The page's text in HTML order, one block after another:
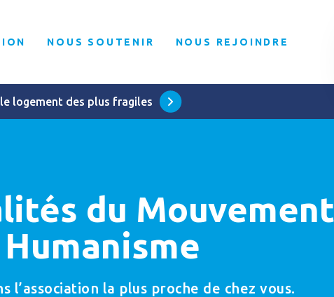
NOUS SOUTENIR NOUS REJOINDRE
le logement des plus fragiles
du Mouvement
la plus proche de chez vous.